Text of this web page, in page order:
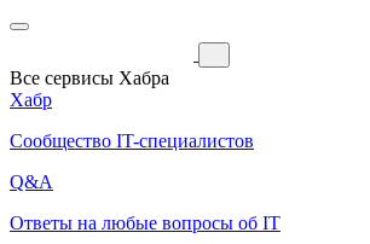
Все сервисы Хабра
Хабр
Сообщество IT-специалистов
Q&A
Ответы на любые вопросы об IT